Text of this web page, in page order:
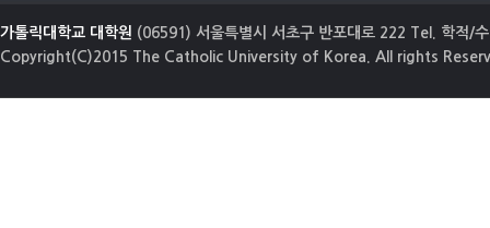
가톨릭대학교 대학원 (06591) 서울특별시 서초구 반포대로 222 Tel. 학적/
Copyright(C)2015 The Catholic University of Korea. All rights